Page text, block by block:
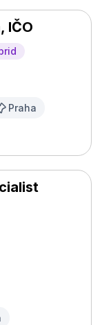
IČO
Praha